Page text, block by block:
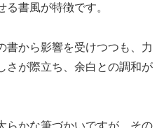
書風が特徴です。
書から影響を受けつつも、力
さが際立ち、余白との調和が